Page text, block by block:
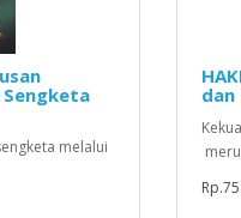
melalui